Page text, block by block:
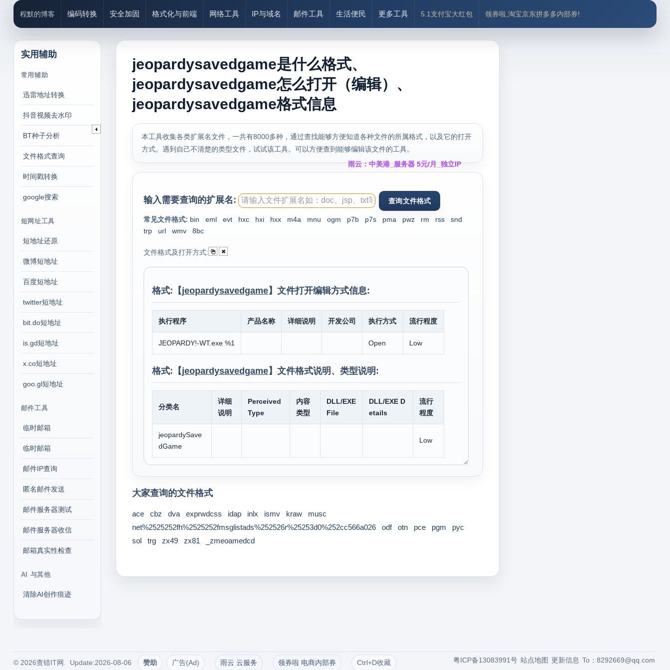
程默的博客 编码转换 安全加固 格式化与前端 网络工具 IP与域名 邮件工具 生活便民 更多工具 5.1支付宝大红包 领券啦,淘宝京东拼多多内部券!
实用辅助
常用辅助
迅雷地址转换
抖音视频去水印
BT种子分析
文件格式查询
时间戳转换
google搜索
短网址工具
短地址还原
微博短地址
百度短地址
twitter短地址
bit.do短地址
is.gd短地址
x.co短地址
goo.gl短地址
邮件工具
临时邮箱
临时邮箱
邮件IP查询
匿名邮件发送
邮件服务器测试
邮件服务器收信
邮箱真实性检查
AI 与其他
清除AI创作痕迹
jeopardysavedgame是什么格式、
jeopardysavedgame怎么打开（编辑）、
jeopardysavedgame格式信息
本工具收集各类扩展名文件，一共有8000多种，通过查找能够方便知道各种文件的所属格式，以及它的打开
方式。遇到自己不清楚的类型文件，试试该工具。可以方便查到能够编辑该文件的工具。
雨云：中美港_服务器 5元/月_独立IP
输入需要查询的扩展名:
常见文件格式: bin eml evt hxc hxi hxx m4a mnu ogm p7b p7s pma pwz rm rss
snd
trp
url wmv 8bc
文件格式及打开方式:
格式:【jeopardysavedgame】文件打开编辑方式信息:
执行程序 产品名称 详细说明 开发公司 执行方式 流行程度
JEOPARDY!-WT.exe %1 Open Low
格式:【jeopardysavedgame】文件格式说明、类型说明:
分类名
详细
说明
Perceived
Type
内容
类型
DLL/EXE
File
DLL/EXE D
etails
流行
程度
jeopardySave
dGame
Low
大家查询的文件格式
ace cbz dva exprwdcss idap inlx ismv kraw
musc
net%2525252fh%2525252fmsglistads%252526r%25253d0%252cc566a026
odf otn pce pgm
pyc
sol
trg zx49 zx81 _zmeoamedcd
© 2026查错IT网. Update:2026-08-06 赞助 广告(Ad) 雨云 云服务 领券啦 电商内部券 Ctrl+D收藏 To：8292669@qq.com
更新信息
站点地图
粤ICP备13083991号